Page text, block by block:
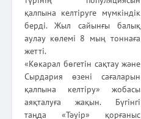
қалпына келтіруге мүмкіндік
берді. Жыл сайынғы балық
аулау көлемі 8 мың тоннаға
жетті.
«Көкарал бөгетін сақтау және
Сырдария өзені сағаларын
қалпына келтіру» жобасы
аяқталуға жақын. Бүгінгі
таңда «Тәуір» қорғаныс